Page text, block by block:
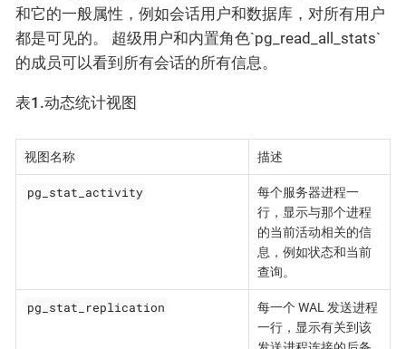
和它的一般属性，例如会话用户和数据库，对所有用户
都是可见的。 超级用户和内置角色`pg_read_all_stats`
的成员可以看到所有会话的所有信息。
表1.动态统计视图
视图名称 描述
pg_stat_activity
每个服务器进程一
行，显示与那个进程
的当前活动相关的信
息，例如状态和当前
查询。
pg_stat_replication
每一个 WAL 发送进程
一行，显示有关到该